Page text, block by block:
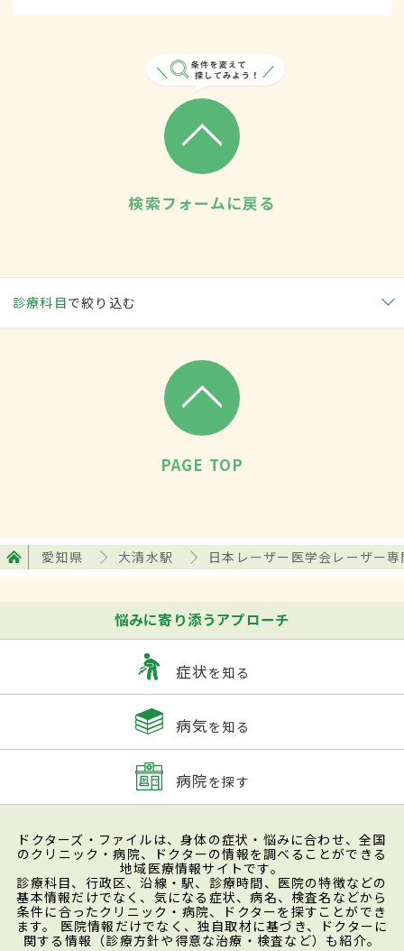
検索フォームに戻る
診療科目で絞り込む
PAGE TOP
愛知県 大清水駅 日本レーザー医学会レーザー
悩みに寄り添うアプローチ
症状を知る
病気を知る
病院を探す
ドクターズ・ファイルは、身体の症状・悩みに合わせ、全国
のクリニック・病院、ドクターの情報を調べることができる
地域医療情報サイトです。
診療科目、行政区、沿線・駅、診療時間、医院の特徴などの
基本情報だけでなく、気になる症状、病名、検査名などから
条件に合ったクリニック・病院、ドクターを探すことができ
ます。 医院情報だけでなく、独自取材に基づき、ドクターに
関する情報（診療方針や得意な治療・検査など）も紹介。